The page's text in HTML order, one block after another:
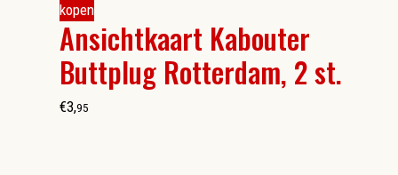
kopen
Ansichtkaart Kabouter
Buttplug Rotterdam, 2 st.
€3,95